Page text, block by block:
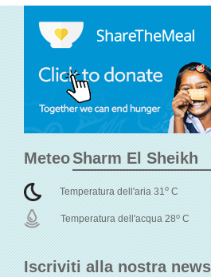
Iscriviti alla nostra
Meteo
Temperatura dell'aria 31 o C
Temperatura dell'acqua 28o C